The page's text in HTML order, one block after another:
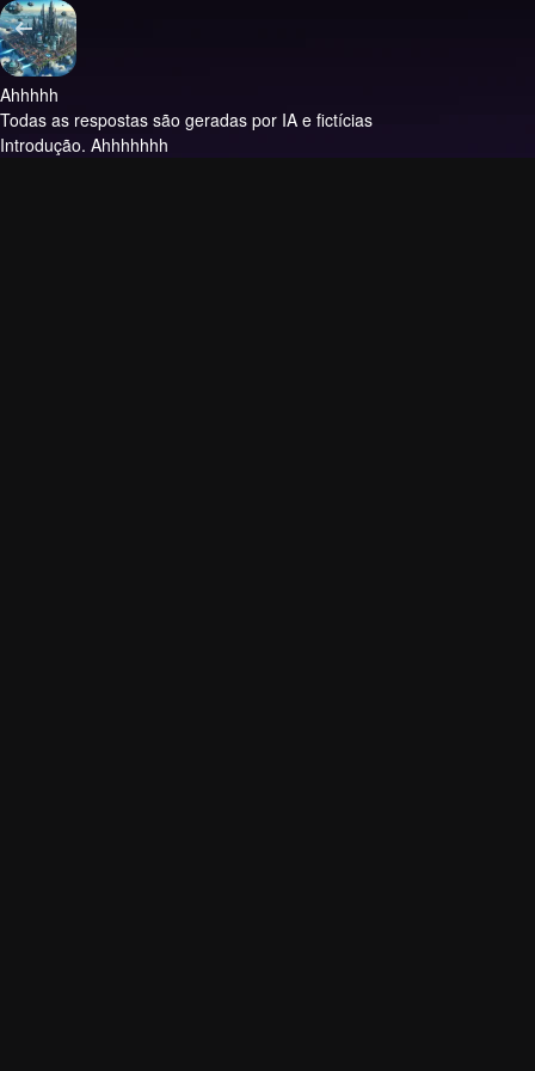
Ahhhhh
Todas as respostas são geradas por IA e fictícias
Introdução. Ahhhhhhh